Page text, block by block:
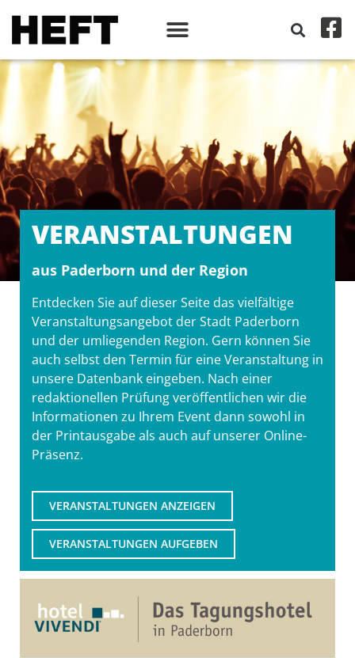
VERANSTALT­UNGEN
aus Paderborn und der Region
Entdecken Sie auf dieser Seite das vielfältige
Veranstaltungsangebot der Stadt Paderborn
und der umliegenden Region. Gern können Sie
auch selbst den Termin für eine Veranstaltung in
unsere Datenbank eingeben. Nach einer
redaktionellen Prüfung veröffentlichen wir die
Informationen zu Ihrem Event dann sowohl in
der Printausgabe als auch auf unserer Online-
Präsenz.
VERANSTALTUNGEN ANZEIGEN
VERANSTALTUNGEN AUFGEBEN